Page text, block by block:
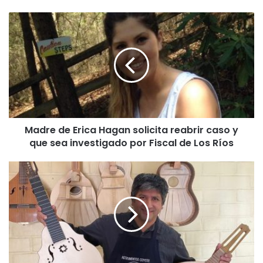
M
a
d
r
e
d
E
r
a
g
a
Madre de Erica Hagan solicita reabrir caso y
que sea investigado por Fiscal de Los Ríos
n
s
t
m